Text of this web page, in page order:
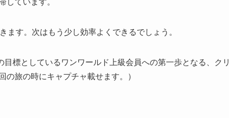
しています。
ます。次はもう少し効率よくできるでしょう。
標としているワンワールド上級会員への第一歩となる、クリ
の旅の時にキャプチャ載せます。）